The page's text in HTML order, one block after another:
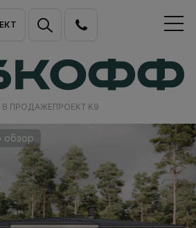
ПРОДАЖЕПРОЕКТ K9
обзор